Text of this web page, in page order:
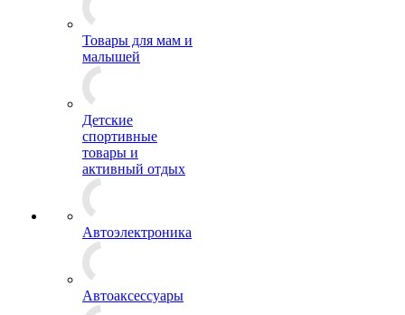
Товары для мам и
малышей
Детские
спортивные
товары и
активный отдых
Автоэлектроника
Автоаксессуары